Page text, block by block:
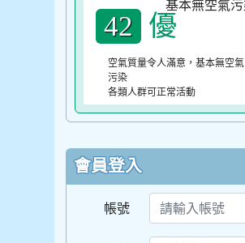
42 優
空氣質量令人滿意，基本無空氣
污染
各類人群可正常活動
會員登入
帳號